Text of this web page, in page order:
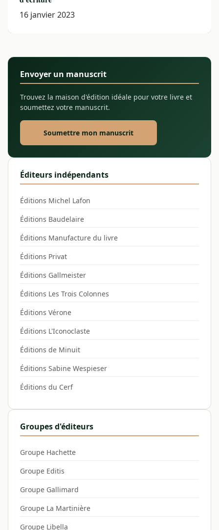
16 janvier 2023
Envoyer un manuscrit
Trouvez la maison d'édition idéale pour votre livre et
soumettez votre manuscrit.
Soumettre mon manuscrit
Éditeurs indépendants
Éditions Michel Lafon
Éditions Baudelaire
Éditions Manufacture du livre
Éditions Privat
Éditions Gallmeister
Éditions Les Trois Colonnes
Éditions Vérone
Éditions L'Iconoclaste
Éditions de Minuit
Éditions Sabine Wespieser
Éditions du Cerf
Groupes d'éditeurs
Groupe Hachette
Groupe Editis
Groupe Gallimard
Groupe La Martinière
Groupe Libella